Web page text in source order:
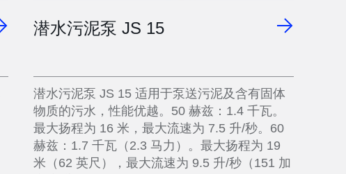
潜水污泥泵 JS 15
潜水污泥泵 JS 15 适用于泵送污泥及含有固体
物质的污水，性能优越。50 赫兹：1.4 千瓦。
最大扬程为 16 米，最大流速为 7.5 升/秒。60
赫兹：1.7 千瓦（2.3 马力）。最大扬程为 19
米（62 英尺），最大流速为 9.5 升/秒（151 加